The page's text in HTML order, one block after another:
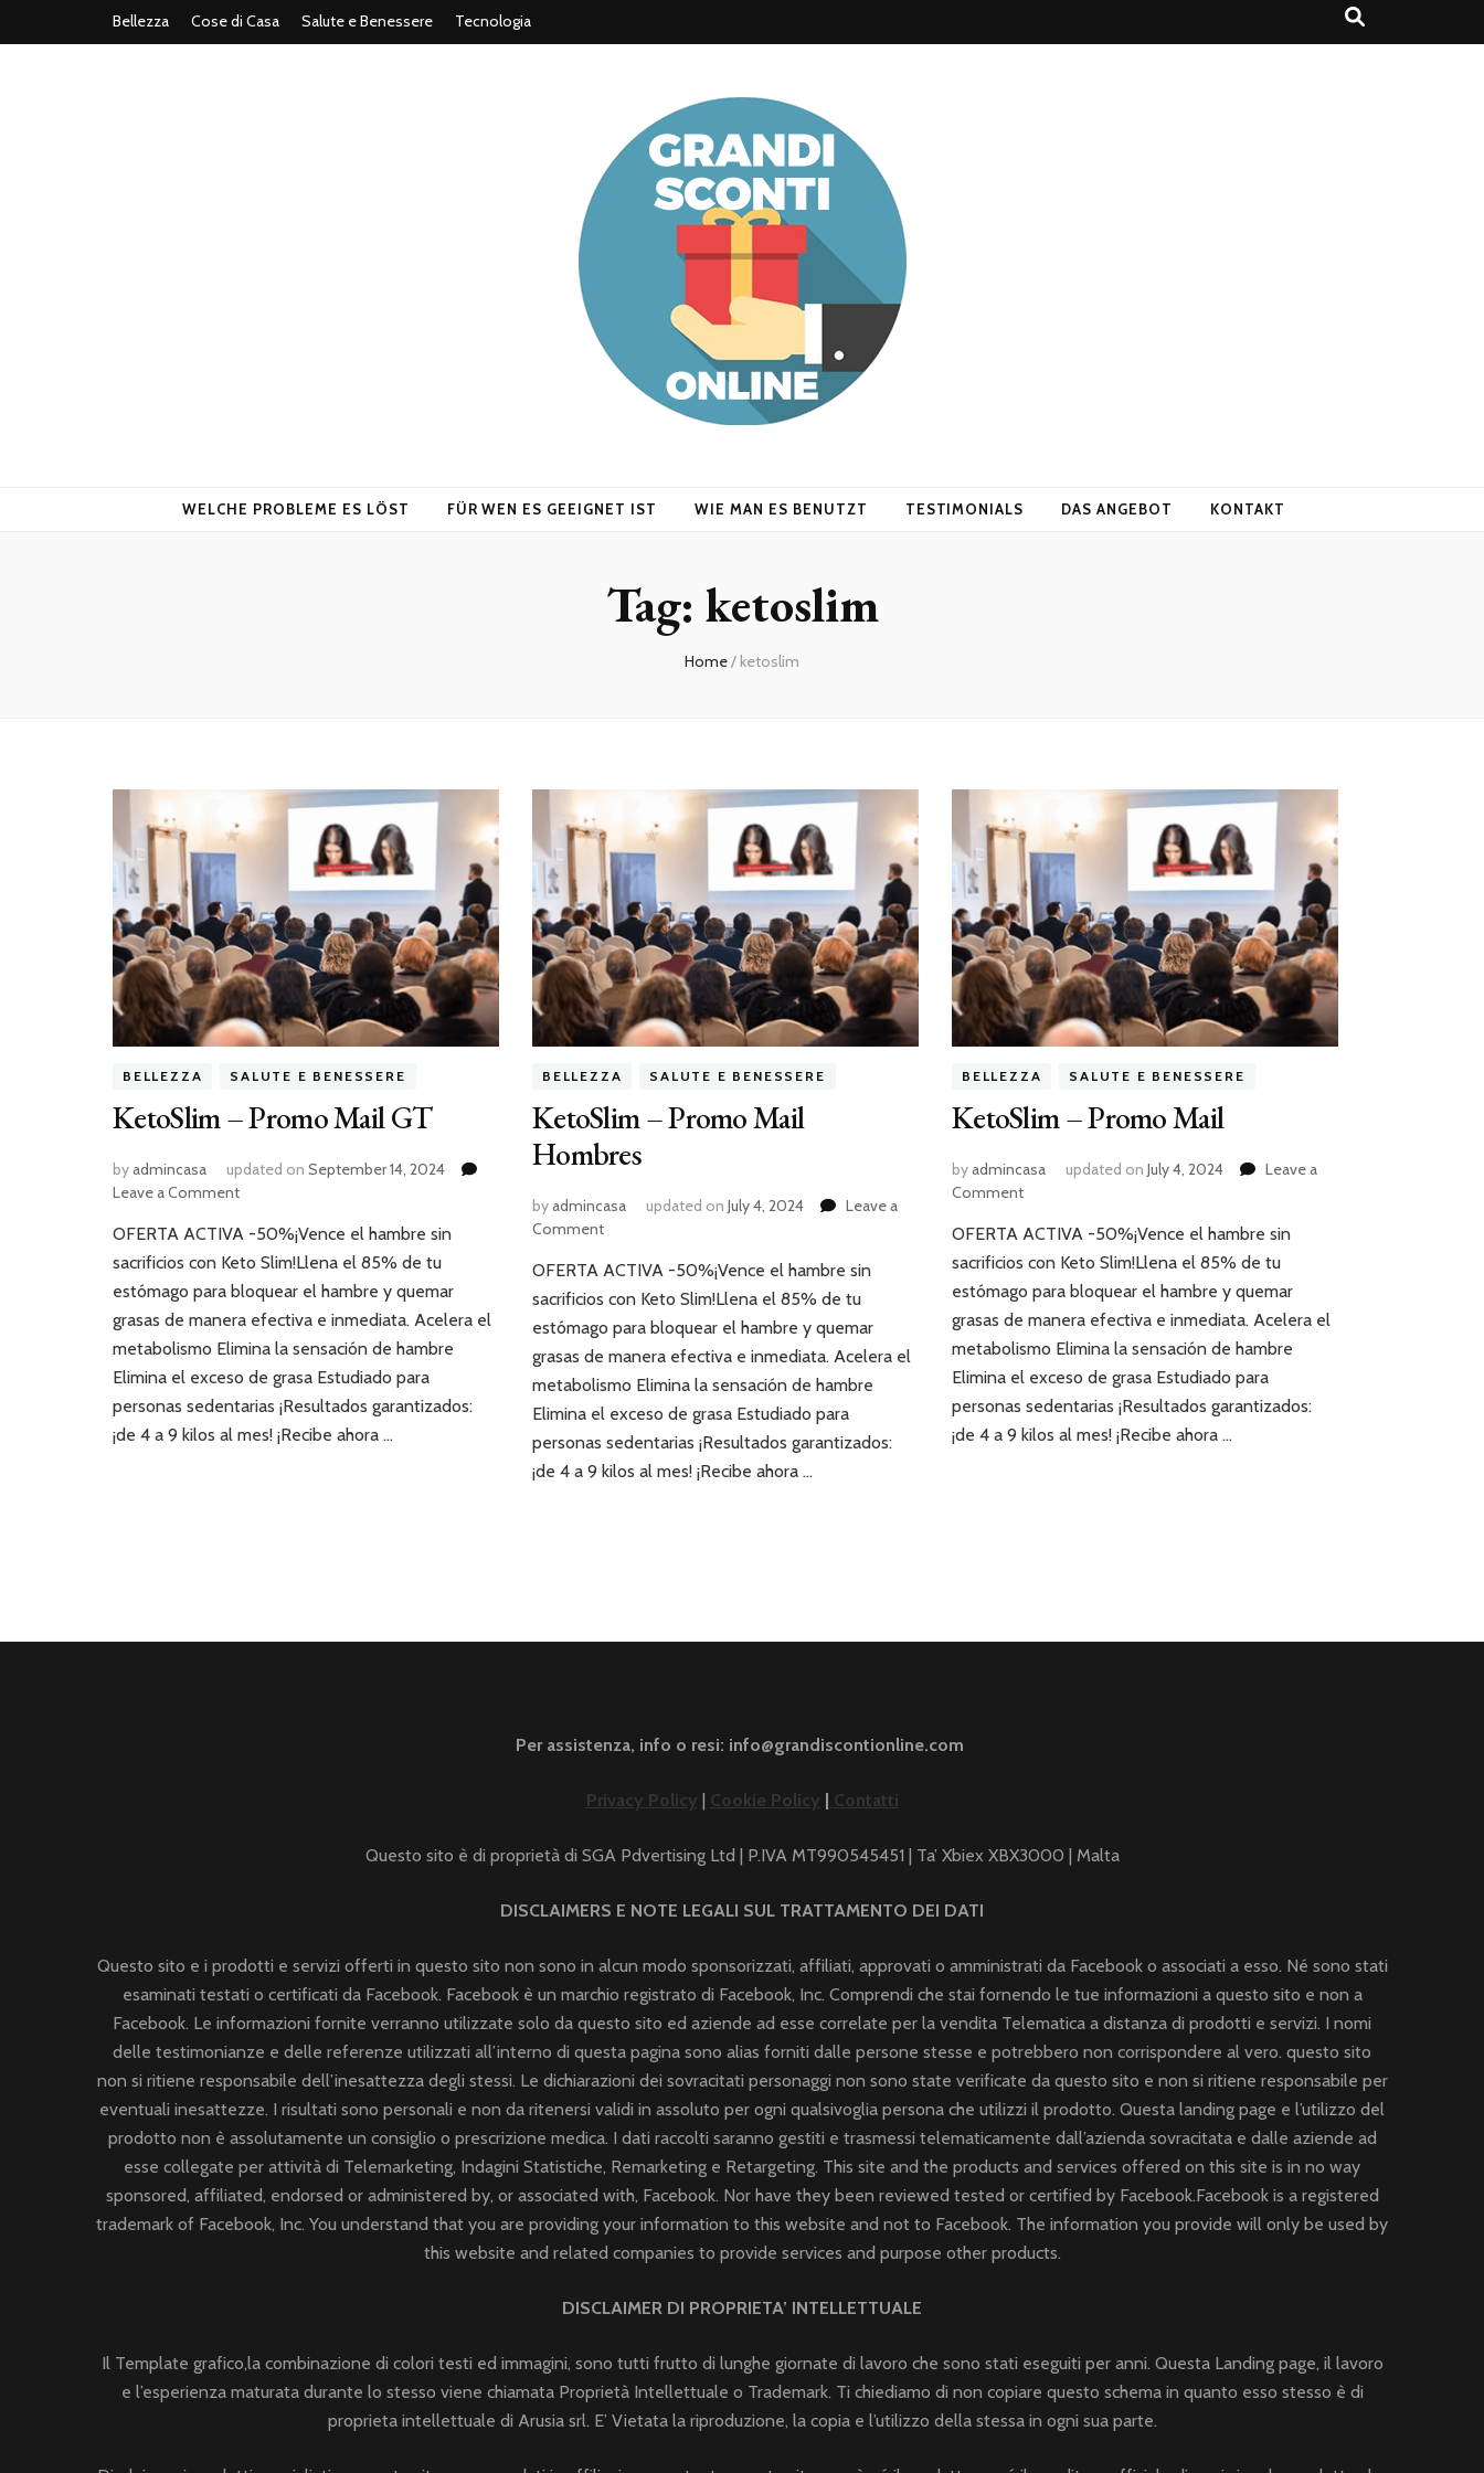
Bellezza Cose di Casa Salute e Benessere Tecnologia
WELCHE PROBLEME ES LÖST FÜR WEN ES GEEIGNET IST WIE MAN ES BENUTZT TESTIMONIALS DAS ANGEBOT KONTAKT
Tag: ketoslim
Home/ ketoslim
BELLEZZA SALUTE E BENESSERE
KetoSlim – Promo Mail GT
byadmincasa updated on September 14, 2024
Leave a Comment
OFERTA ACTIVA -50%¡Vence el hambre sin
sacrificios con Keto Slim!Llena el 85% de tu
estómago para bloquear el hambre y quemar
grasas de manera efectiva e inmediata. Acelera el
metabolismo Elimina la sensación de hambre
Elimina el exceso de grasa Estudiado para
personas sedentarias ¡Resultados garantizados:
¡de 4 a 9 kilos al mes! ¡Recibe ahora …
BELLEZZA SALUTE E BENESSERE
KetoSlim – Promo Mail
Hombres
byadmincasa updated on July 4, 2024
Leave a
Comment
OFERTA ACTIVA -50%¡Vence el hambre sin
sacrificios con Keto Slim!Llena el 85% de tu
estómago para bloquear el hambre y quemar
grasas de manera efectiva e inmediata. Acelera el
metabolismo Elimina la sensación de hambre
Elimina el exceso de grasa Estudiado para
personas sedentarias ¡Resultados garantizados:
¡de 4 a 9 kilos al mes! ¡Recibe ahora …
BELLEZZA SALUTE E BENESSERE
KetoSlim – Promo Mail
byadmincasa updated on July 4, 2024
Leave a
Comment
OFERTA ACTIVA -50%¡Vence el hambre sin
sacrificios con Keto Slim!Llena el 85% de tu
estómago para bloquear el hambre y quemar
grasas de manera efectiva e inmediata. Acelera el
metabolismo Elimina la sensación de hambre
Elimina el exceso de grasa Estudiado para
personas sedentarias ¡Resultados garantizados:
¡de 4 a 9 kilos al mes! ¡Recibe ahora …
Per assistenza, info o resi: info@grandiscontionline.com
Privacy Policy Cookie Policy Contatti
Questo sito è di proprietà di SGA Pdvertising Ltd | P.IVA MT990545451 | Ta’ Xbiex XBX3000 | Malta
DISCLAIMERS E NOTE LEGALI SUL TRATTAMENTO DEI DATI
Questo sito e i prodotti e servizi offerti in questo sito non sono in alcun modo sponsorizzati, affiliati, approvati o amministrati da Facebook o associati a esso. Né sono stati
esaminati testati o certificati da Facebook. Facebook è un marchio registrato di Facebook, Inc. Comprendi che stai fornendo le tue informazioni a questo sito e non a
Facebook. Le informazioni fornite verranno utilizzate solo da questo sito ed aziende ad esse correlate per la vendita Telematica a distanza di prodotti e servizi. I nomi
delle testimonianze e delle referenze utilizzati all’interno di questa pagina sono alias forniti dalle persone stesse e potrebbero non corrispondere al vero. questo sito
non si ritiene responsabile dell’inesattezza degli stessi. Le dichiarazioni dei sovracitati personaggi non sono state verificate da questo sito e non si ritiene responsabile per
eventuali inesattezze. I risultati sono personali e non da ritenersi validi in assoluto per ogni qualsivoglia persona che utilizzi il prodotto. Questa landing page e l’utilizzo del
prodotto non è assolutamente un consiglio o prescrizione medica. I dati raccolti saranno gestiti e trasmessi telematicamente dall’azienda sovracitata e dalle aziende ad
esse collegate per attività di Telemarketing, Indagini Statistiche, Remarketing e Retargeting. This site and the products and services offered on this site is in no way
sponsored, affiliated, endorsed or administered by, or associated with, Facebook. Nor have they been reviewed tested or certified by Facebook.Facebook is a registered
trademark of Facebook, Inc. You understand that you are providing your information to this website and not to Facebook. The information you provide will only be used by
this website and related companies to provide services and purpose other products.
DISCLAIMER DI PROPRIETA’ INTELLETTUALE
Il Template grafico,la combinazione di colori testi ed immagini, sono tutti frutto di lunghe giornate di lavoro che sono stati eseguiti per anni. Questa Landing page, il lavoro
e l’esperienza maturata durante lo stesso viene chiamata Proprietà Intellettuale o Trademark. Ti chiediamo di non copiare questo schema in quanto esso stesso è di
proprieta intellettuale di Arusia srl. E’ Vietata la riproduzione, la copia e l’utilizzo della stessa in ogni sua parte.